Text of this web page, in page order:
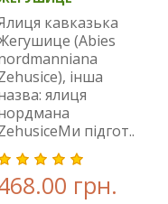
кавказька
(Abies
інша
ялиця
підгот..
грн.